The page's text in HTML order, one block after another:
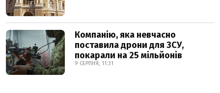
Компанію, яка невчасно
поставила дрони для ЗСУ,
покарали на 25 мільйонів
9 СЕРПНЯ, 11:31